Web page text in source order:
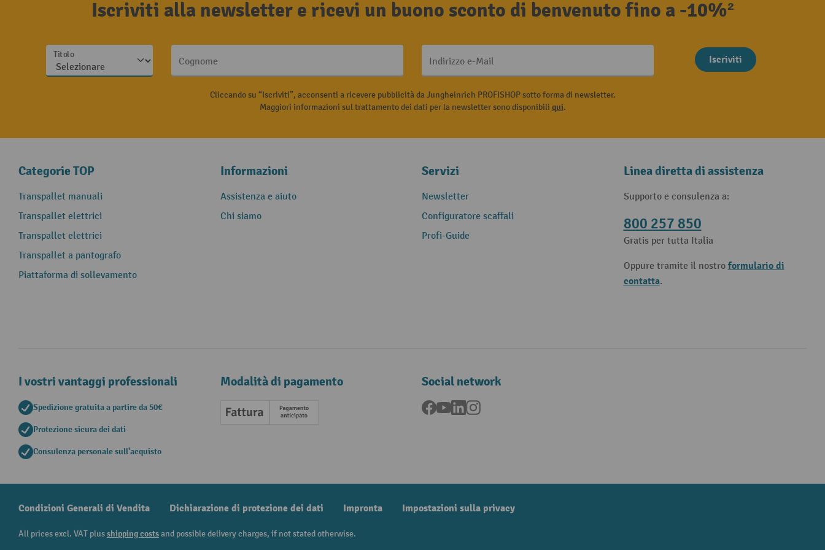
Iscriviti alla newsletter e ricevi un buono sconto di benvenuto fino a -10%²
Titolo
Cognome Indirizzo e-Mail Iscriviti
Cliccando su “Iscriviti”, acconsenti a ricevere pubblicità da Jungheinrich PROFISHOP sotto forma di newsletter.
Maggiori informazioni sul trattamento dei dati per la newsletter sono disponibili qui.
Categorie TOP
Transpallet manuali
Transpallet elettrici
Transpallet elettrici
Transpallet a pantografo
Piattaforma di sollevamento
Informazioni
Assistenza e aiuto
Chi siamo
Servizi
Newsletter
Configuratore scaffali
Profi-Guide
Linea diretta di assistenza
Supporto e consulenza a:
800 257 850
Gratis per tutta Italia
Oppure tramite il nostro formulario di
contatta.
I vostri vantaggi professionali
Spedizione gratuita a partire da 50€
Protezione sicura dei dati
Consulenza personale sull'acquisto
Modalità di pagamento
Fattura Pagamento anticipato
Social network
Facebook
YouTubeLinkedInInstagram
Condizioni Generali di Vendita Dichiarazione di protezione dei dati Impronta Impostazioni sulla privacy
All prices excl. VAT plusshipping costsand possible delivery charges, if not stated otherwise.